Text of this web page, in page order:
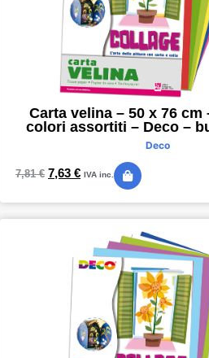
Carta velina – 50 x 76 cm
colori assortiti – Deco –
Deco
7,81€ 7,63 € IVA inc.